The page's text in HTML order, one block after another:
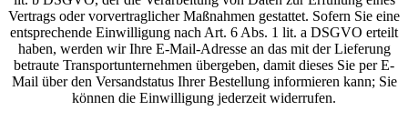
Vertrags oder vorvertraglicher Maßnahmen gestattet. Sofern Sie eine
entsprechende Einwilligung nach Art. 6 Abs. 1 lit. a DSGVO erteilt
haben, werden wir Ihre E-Mail-Adresse an das mit der Lieferung
betraute Transportunternehmen übergeben, damit dieses Sie per E-
Mail über den Versandstatus Ihrer Bestellung informieren kann; Sie
können die Einwilligung jederzeit widerrufen.